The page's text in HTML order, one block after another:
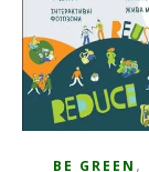
BE GREEN ,